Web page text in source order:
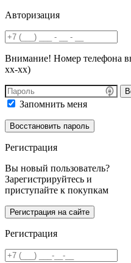
Авторизация
Внимание! Номер телефона
хх-хх)
Запомнить меня
Регистрация
Вы новый пользователь?
Зарегистрируйтесь и
приступайте к покупкам
Регистрация